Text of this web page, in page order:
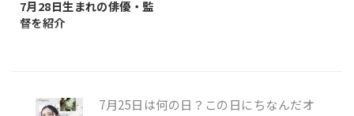
対する感謝と敬意を表すための
記念日として制定されました。
7月28日生まれの俳優・監
督を紹介
名の日 7月28日は「地名の日」7月25日は何の日？この日にちなんだオ